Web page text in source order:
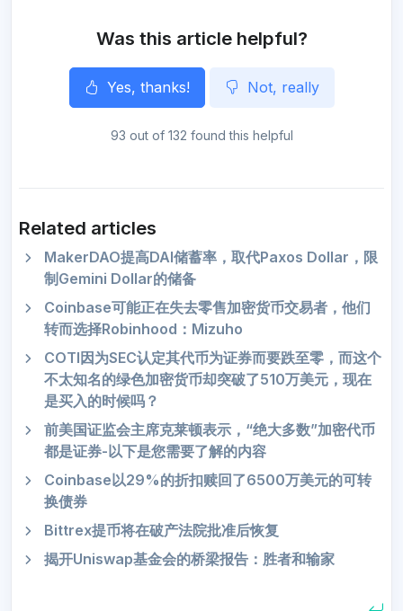
Was this article helpful?
Yes, thanks! Not, really
93 out of 132 found this helpful
Related articles
MakerDAO提高DAI储蓄率，取代Paxos Dollar，限
制Gemini Dollar的储备
Coinbase可能正在失去零售加密货币交易者，他们
转而选择Robinhood：Mizuho
COTI因为SEC认定其代币为证券而要跌至零，而这个
不太知名的绿色加密货币却突破了510万美元，现在
是买入的时候吗？
前美国证监会主席克莱顿表示，“绝大多数”加密代币
都是证券-以下是您需要了解的内容
Coinbase以29%的折扣赎回了6500万美元的可转
换债券
Bittrex提币将在破产法院批准后恢复
揭开Uniswap基金会的桥梁报告：胜者和输家